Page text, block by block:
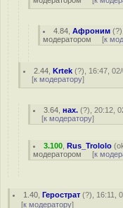
4.84 ,Афроним (?
модератором [к
2.44 ,Krtek (?), 16:47,
[к модератору]
3.64 ,нах. (?), 20:12,
[к модератору]
3.100 ,Rus_Trololo (
модератором [к
1.40 ,Герострат (?), 16:11,
[к модератору]